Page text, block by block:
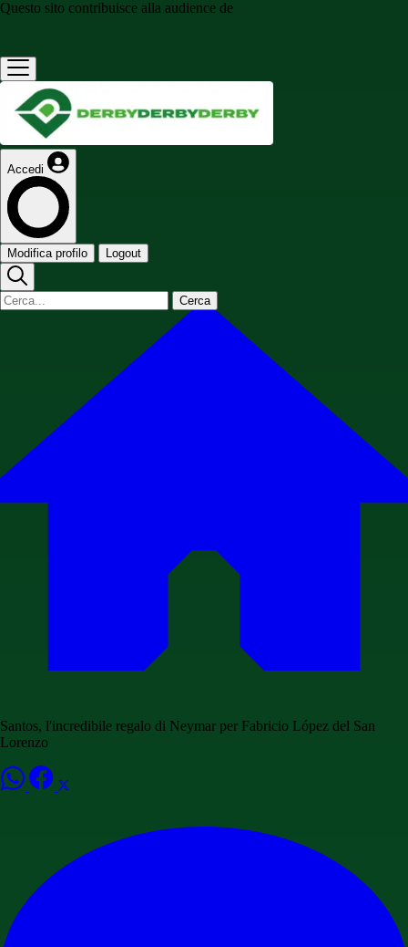
Questo sito contribuisce alla audience de
Accedi
Modifica profilo Logout
Cerca
Santos, l'incredibile regalo di Neymar per Fabricio López del San
Lorenzo